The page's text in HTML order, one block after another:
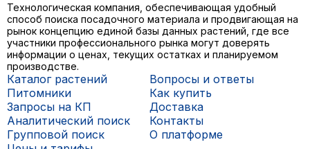
Технологическая компания, обеспечивающая удобный
способ поиска посадочного материала и продвигающая на
рынок концепцию единой базы данных растений, где все
участники профессионального рынка могут доверять
информации о ценах, текущих остатках и планируемом
производстве.
Каталог растений
Питомники
Запросы на КП
Аналитический поиск
Групповой поиск
Вопросы и ответы
Как купить
Доставка
Контакты
О платформе